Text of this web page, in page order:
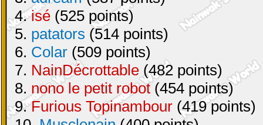
4.isé (525 points)
5. patators (514 points)
6. Colar (509 points)
7. NainDécrottable (482 points)
8. nono le petit robot(454 points)
9.Furious Topinambour (419 points)